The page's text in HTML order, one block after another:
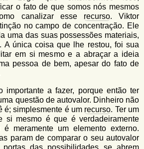
o fato de que somos nós mesmos
canalizar esse recurso. Viktor
no campo de concentração. Ele
uma das suas possessões materiais,
A única coisa que lhe restou, foi sua
em si mesmo e a abraçar a ideia
pessoa de bem, apesar do fato de
importante a fazer, porque então ter
questão de autovalor. Dinheiro não
é; simplesmente é um recurso. Ter um
si mesmo é que é verdadeiramente
é meramente um elemento externo.
param de comparar o seu autovalor
das possibilidades se abrem